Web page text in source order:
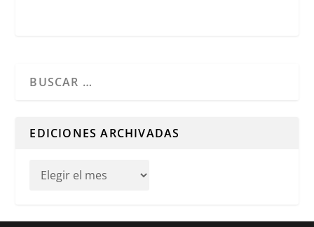
EDICIONES ARCHIVADAS